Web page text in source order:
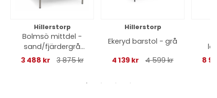
Hillerstorp
Bolmsö mittdel -
sand/fjärdergrå
dyna
3 488 kr 3 875 kr
Hillerstorp
Ekeryd barstol - grå
4 139 kr
4 599 kr
8